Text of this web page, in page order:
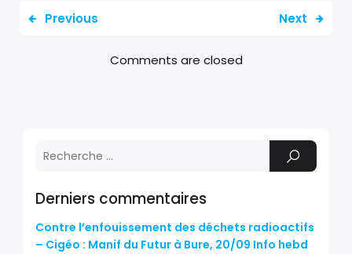
Derniers commentaires
Contre l’enfouissement des déchets radioactifs
– Cigéo : Manif du Futur à Bure, 20/09 Info hebd
Previous Next
Comments are closed